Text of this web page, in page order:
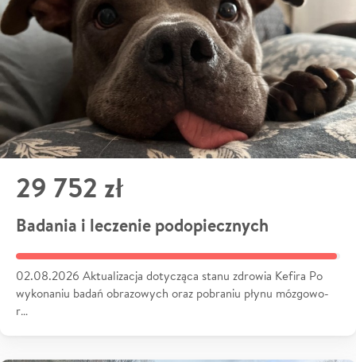
29 752 zł
Badania i leczenie podopiecznych
02.08.2026 Aktualizacja dotycząca stanu zdrowia Kefira Po
wykonaniu badań obrazowych oraz pobraniu płynu mózgowo-
r…